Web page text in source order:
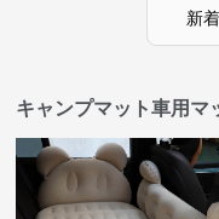
新
キャンプマット車用マ